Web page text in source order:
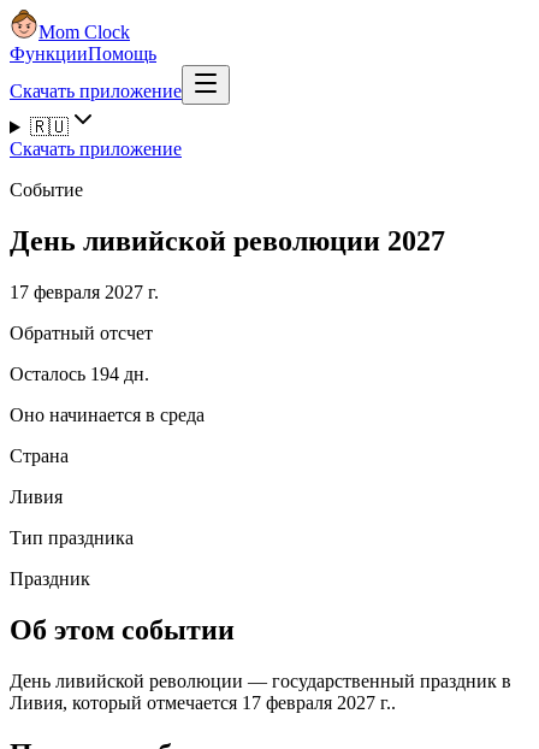
Mom Clock
ФункцииПомощь
Скачать приложение
🇷🇺
Скачать приложение
Событие
День ливийской революции 2027
17 февраля 2027 г.
Обратный отсчет
Осталось 194 дн.
Оно начинается в среда
Страна
Ливия
Тип праздника
Праздник
Об этом событии
День ливийской революции — государственный праздник в
Ливия, который отмечается 17 февраля 2027 г..